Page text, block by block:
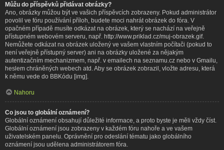
Můžu do příspěvků přidávat obrázky?
Ano, obrázky můžou být ve vašich příspěvcích zobrazeny. Pokud administrátor
povolil ve fóru používání příloh, budete moci nahrát obrázek do fóra. V
opačném případě musíte odkázat na obrázek, který se nachází na veřejně
přístupném webovém serveru, např. http://www.priklad.cz/muj-obrazek.gif.
Nemůžete odkázat na obrázek uložený ve vašem vlastním počítači (pokud to
není veřejně přístupný server) ani na obrázky uložené za nějakým
autentizačním mechanizmem, např. v emailech na seznamu.cz nebo v Gmailu,
heslem chráněných webech atd. Aby se obrázek zobrazil, vložte adresu, která
k němu vede do BBKódu [img].
Nahoru
Co jsou to globální oznámení?
Globální oznámení obsahují důležité informace, a proto byste je měli vždy číst.
Globální oznámení jsou zobrazeny v každém fóru nahoře a ve vašem
uživatelském panelu. Oprávnění pro odeslání tématu jako globálního
oznámení jsou udělena administrátorem fóra.